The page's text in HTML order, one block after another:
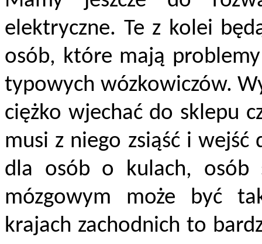
elektryczne. Te z kolei
osób, które mają
typowych wózkowiczów.
ciężko wjechać do sklepu
musi z niego zsiąść i
dla osób o kulach, osób
mózgowym może być
krajach zachodnich to